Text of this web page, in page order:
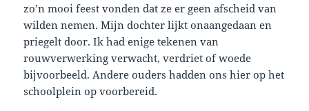
zo’n mooi feest vonden dat ze er geen afscheid van
wilden nemen. Mijn dochter lijkt onaangedaan en
priegelt door. Ik had enige tekenen van
rouwverwerking verwacht, verdriet of woede
bijvoorbeeld. Andere ouders hadden ons hier op het
schoolplein op voorbereid.